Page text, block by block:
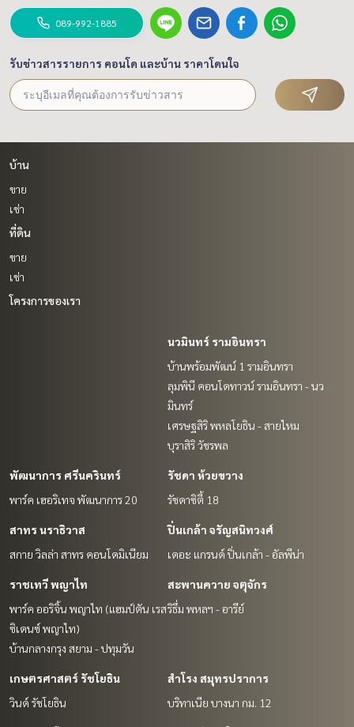
089-992-1885
รับข่าวสารรายการ คอนโด และบ้าน ราคาโดนใจ
บ้าน
ขาย
เช่า
ที่ดิน
ขาย
เช่า
โครงการของเรา
นวมินทร์ รามอินทรา
บ้านพร้อมพัฒน์ 1 รามอินทรา
ลุมพินี คอนโดทาวน์ รามอินทรา - นว
มินทร์
เศรษฐสิริ พหลโยธิน - สายไหม
บุราสิริ วัชรพล
พัฒนาการ ศรีนครินทร์
พาร์ค เฮอริเทจ พัฒนาการ 20
รัชดา ห้วยขวาง
รัชดาซิตี้ 18
สาทร นราธิวาส
สกาย วิลล่า สาทร คอนโดมิเนียม
ปิ่นเกล้า จรัญสนิทวงศ์
เดอะ แกรนด์ ปิ่นเกล้า - อัลพีน่า
ราชเทวี พญาไท
พาร์ค ออริจิ้น พญาไท (แฮมป์ตัน เรส
ซิเดนซ์ พญาไท)
บ้านกลางกรุง สยาม - ปทุมวัน
สะพานควาย จตุจักร
ริธึ่ม พหลฯ - อารีย์
เกษตรศาสตร์ รัชโยธิน
วินด์ รัชโยธิน
สำโรง สมุทรปราการ
บริทาเนีย บางนา กม. 12